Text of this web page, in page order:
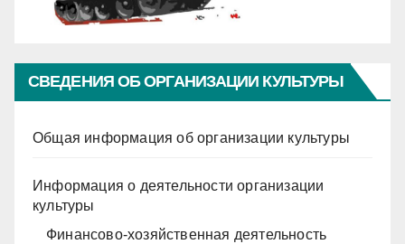
СВЕДЕНИЯ ОБ ОРГАНИЗАЦИИ КУЛЬТУРЫ
Общая информация об организации культуры
Информация о деятельности организации
культуры
Финансово-хозяйственная деятельность